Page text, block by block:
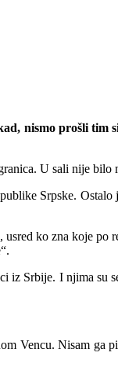
nismo prošli tim
U sali nije bilo
Srpske. Ostalo
ko zna koje po
iz Srbije. I njima su
Vencu. Nisam ga